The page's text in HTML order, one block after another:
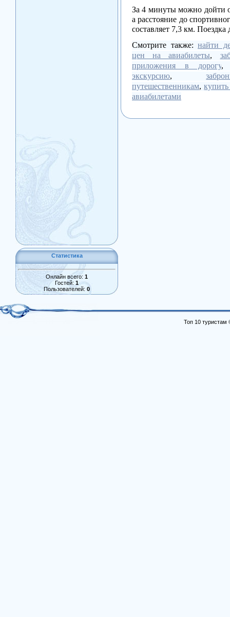
Статистика
Онлайн всего: 1
Гостей: 1
Пользователей: 0
За 4 минуты можно дойти
а расстояние до
составляет 7,3 км.
Смотрите также: найти
цен на авиабилеты,
приложения в дорогу
экскурсию,
путешественникам,
авиабилетами
Топ 10 туристам